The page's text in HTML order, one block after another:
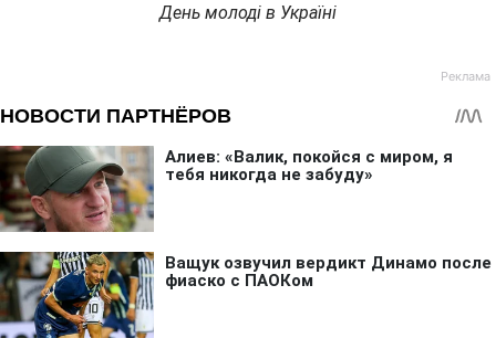
День молоді в Україні